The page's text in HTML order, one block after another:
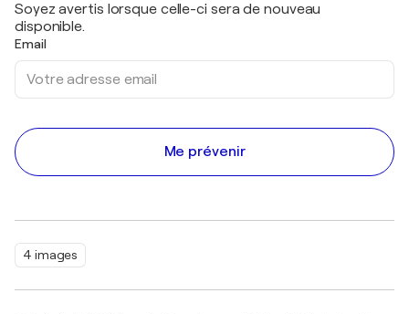
4 images
Soyez avertis lorsque celle-ci sera de nouveau
disponible.
Email
Me prévenir